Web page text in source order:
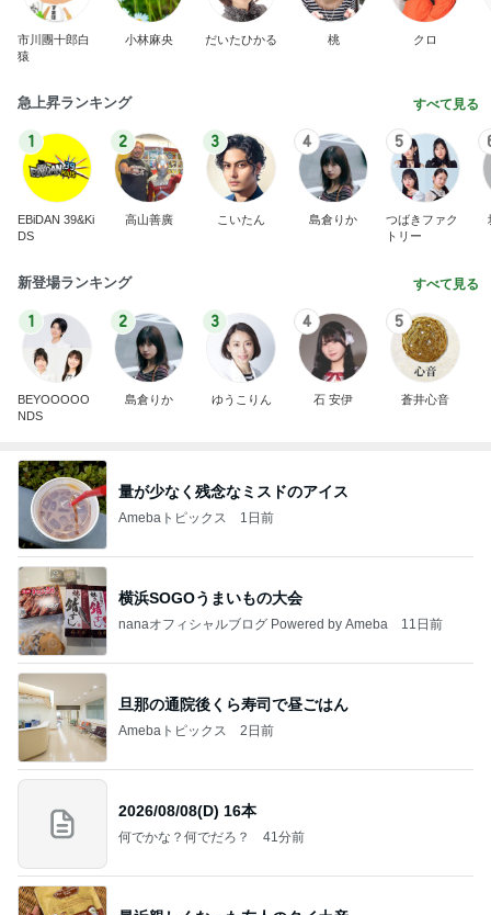
市川團十郎白
猿
小林麻央 だいたひかる 桃 クロ
急上昇ランキング すべて見る
1
EBiDAN 39&Ki
DS
2
高山善廣
3
こいたん
4
島倉りか
5
つばきファク
トリー
新登場ランキング すべて見る
1
BEYOOOOO
NDS
2
島倉りか
3
ゆうこりん
4
石 安伊
5
蒼井心音
量が少なく残念なミスドのアイス
Amebaトピックス 1日前
横浜SOGOうまいもの大会
nanaオフィシャルブログ Powered by Ameba 11日前
旦那の通院後くら寿司で昼ごはん
Amebaトピックス 2日前
2026/08/08(D) 16本
何でかな？何でだろ？ 41分前